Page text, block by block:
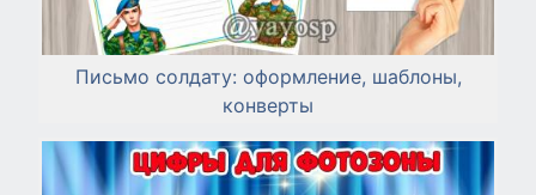
Письмо солдату: оформление, шаблоны,
конверты